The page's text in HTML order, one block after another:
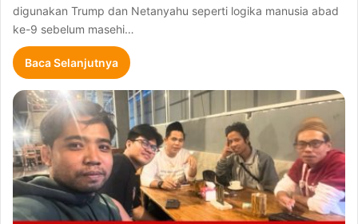
digunakan Trump dan Netanyahu seperti logika manusia abad
ke-9 sebelum masehi…
Baca Selanjutnya